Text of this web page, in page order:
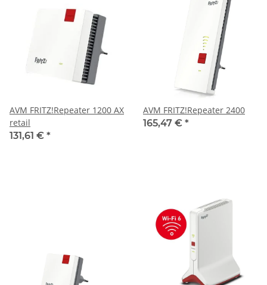
AVM FRITZ!Repeater 1200 AX
retail
131,61 € *
AVM FRITZ!Repeater 2400
165,47 € *